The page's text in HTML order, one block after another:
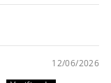
12/06/2026